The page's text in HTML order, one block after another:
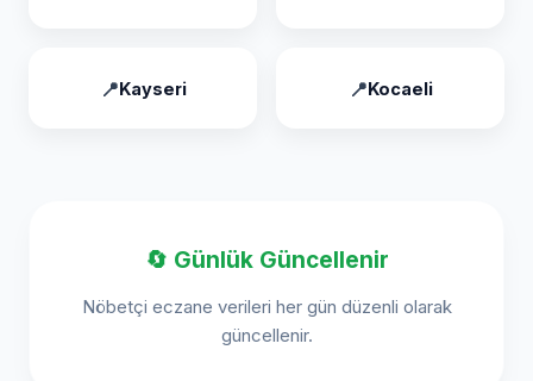
Kayseri Kocaeli
🔄 Günlük Güncellenir
Nöbetçi eczane verileri her gün düzenli olarak
güncellenir.